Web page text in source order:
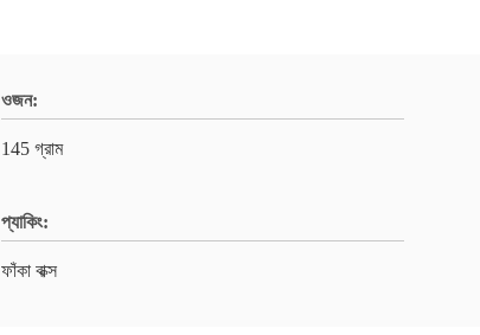
ওজন:
145 গ্রাম
প্যাকিং:
ফাঁকা বাক্স